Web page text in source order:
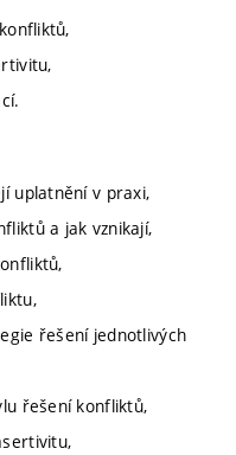
uplatnění v praxi,
a jak vznikají,
řešení jednotlivých
řešení konfliktů,